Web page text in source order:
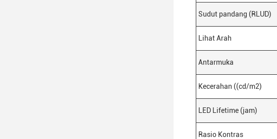
Sudut pandang (RLUD)
Lihat Arah
Antarmuka
Kecerahan ((cd/m2)
LED Lifetime (jam)
Rasio Kontras